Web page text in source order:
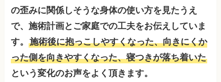
の歪みに関係しそうな身体の使い方を見たうえ
で、施術計画とご家庭での工夫をお伝えしていま
す。施術後に抱っこしやすくなった、向きにくか
った側を向きやすくなった、寝つきが落ち着いた
という変化のお声をよく頂きます。